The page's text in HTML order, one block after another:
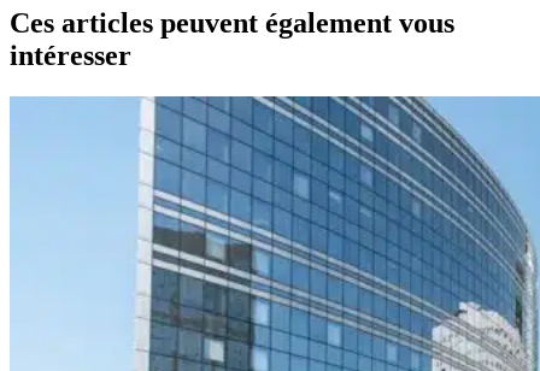
résultat
Ces articles peuvent également vous
intéresser